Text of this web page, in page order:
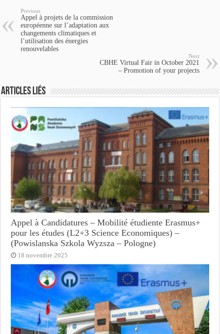
Previous
Appel à projets de la commission
européenne sur l’adaptation aux
changements climatiques et
l’utilisation des énergies
renouvelables
Next
CBHE Virtual Fair in October 2021
– Promotion of your projects
Articles Liés
Appel à Candidatures – Mobilité étudiente Erasmus+
pour les études (L2+3 Science Economiques) –
(Powislanska Szkola Wyzsza – Pologne)
18 novembre 2025